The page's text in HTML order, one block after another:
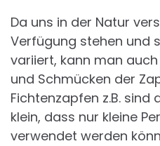
Da uns in der Natur
Verfügung stehen und
variiert, kann man
und Schmücken der
Fichtenzapfen z.B. sind
klein, dass nur kleine
verwendet werden